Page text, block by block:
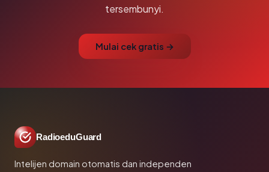
tersembunyi.
Mulai cek gratis →
RadioeduGuard
Intelijen domain otomatis dan independen